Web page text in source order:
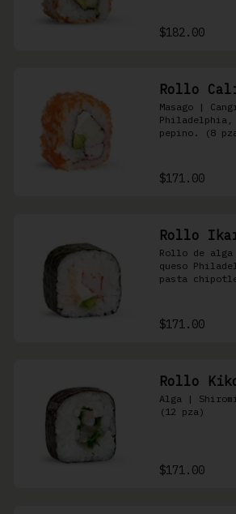
$182.00
Rollo
Masago |
Philadelphia,
pepino. (8
$171.00
Rollo
Rollo de
queso
pasta
$171.00
Rollo
Alga |
(12 pza)
$171.00